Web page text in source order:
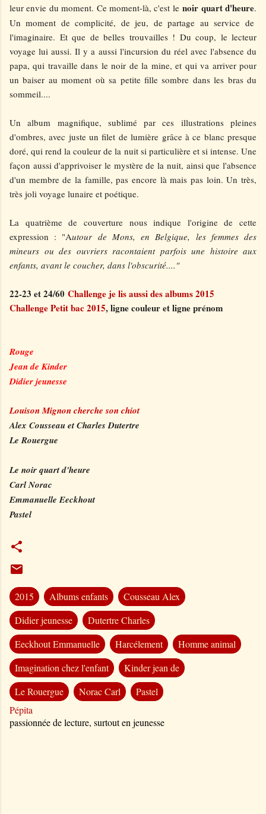
leur envie du moment. Ce moment-là, c'est le noir quart d'heure.
Un moment de complicité, de jeu, de partage au service de
l'imaginaire. Et que de belles trouvailles ! Du coup, le lecteur
voyage lui aussi. Il y a aussi l'incursion du réel avec l'absence du
papa, qui travaille dans le noir de la mine, et qui va arriver pour
un baiser au moment où sa petite fille sombre dans les bras du
sommeil....
Un album magnifique, sublimé par ces illustrations pleines
d'ombres, avec juste un filet de lumière grâce à ce blanc presque
doré, qui rend la couleur de la nuit si particulière et si intense. Une
façon aussi d'apprivoiser le mystère de la nuit, ainsi que l'absence
d'un membre de la famille, pas encore là mais pas loin. Un très,
très joli voyage lunaire et poétique.
La quatrième de couverture nous indique l'origine de cette
expression : "Autour de Mons, en Belgique, les femmes des
mineurs ou des ouvriers racontaient parfois une histoire aux
enfants, avant le coucher, dans l'obscurité...."
22-23 et 24/60 Challenge je lis aussi des albums 2015
Challenge Petit bac 2015, ligne couleur et ligne prénom
Rouge
Jean de Kinder
Didier jeunesse
Louison Mignon cherche son chiot
Alex Cousseau et Charles Dutertre
Le Rouergue
Le noir quart d'heure
Carl Norac
Emmanuelle Eeckhout
Pastel
2015 Albums enfants
Cousseau Alex
Didier jeunesse
Dutertre Charles
Eeckhout Emmanuelle
Harcélement
Homme animal
Imagination chez l'enfant
Kinder jean de
Le Rouergue
Norac Carl
Pastel
Pépita
passionnée de lecture, surtout en jeunesse